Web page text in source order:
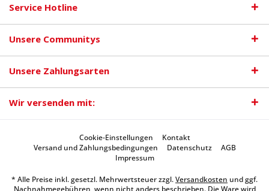
Service Hotline
Unsere Communitys
Unsere Zahlungsarten
Wir versenden mit:
Cookie-Einstellungen
Kontakt
Versand und Zahlungsbedingungen
Datenschutz
AGB
Impressum
* Alle Preise inkl. gesetzl. Mehrwertsteuer zzgl.Versandkosten und ggf.
Nachnahmegebühren, wenn nicht anders beschrieben. Die Ware wird